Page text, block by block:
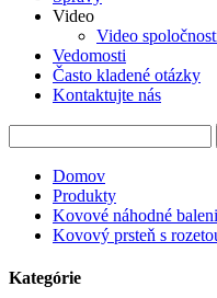
Video
Video
Vedomosti
Často kladené otázky
Kontaktujte nás
Domov
Produkty
Kovové náhodné
Kovový prsteň s
Kategórie